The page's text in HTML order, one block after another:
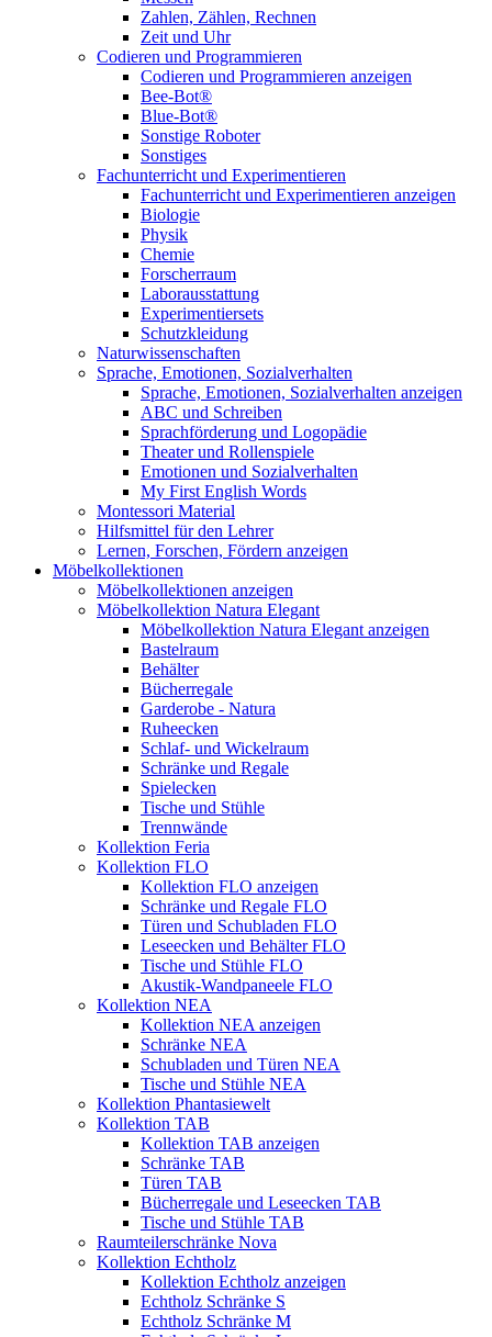
Zahlen, Zählen, Rechnen
Zeit und Uhr
Codieren und Programmieren
Codieren und Programmieren anzeigen
Bee-Bot®
Blue-Bot®
Sonstige Roboter
Sonstiges
Fachunterricht und Experimentieren
Fachunterricht und Experimentieren anzeigen
Biologie
Physik
Chemie
Forscherraum
Laborausstattung
Experimentiersets
Schutzkleidung
Naturwissenschaften
Sprache, Emotionen, Sozialverhalten
Sprache, Emotionen, Sozialverhalten anzeigen
ABC und Schreiben
Sprachförderung und Logopädie
Theater und Rollenspiele
Emotionen und Sozialverhalten
My First English Words
Montessori Material
Hilfsmittel für den Lehrer
Lernen, Forschen, Fördern anzeigen
Möbelkollektionen
Möbelkollektionen anzeigen
Möbelkollektion Natura Elegant
Möbelkollektion Natura Elegant anzeigen
Bastelraum
Behälter
Bücherregale
Garderobe - Natura
Ruheecken
Schlaf- und Wickelraum
Schränke und Regale
Spielecken
Tische und Stühle
Trennwände
Kollektion Feria
Kollektion FLO
Kollektion FLO anzeigen
Schränke und Regale FLO
Türen und Schubladen FLO
Leseecken und Behälter FLO
Tische und Stühle FLO
Akustik-Wandpaneele FLO
Kollektion NEA
Kollektion NEA anzeigen
Schränke NEA
Schubladen und Türen NEA
Tische und Stühle NEA
Kollektion Phantasiewelt
Kollektion TAB
Kollektion TAB anzeigen
Schränke TAB
Türen TAB
Bücherregale und Leseecken TAB
Tische und Stühle TAB
Raumteilerschränke Nova
Kollektion Echtholz
Kollektion Echtholz anzeigen
Echtholz Schränke S
Echtholz Schränke M